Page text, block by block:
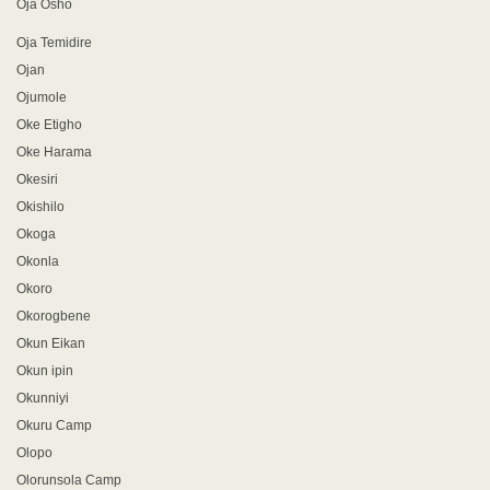
Oja Osho
Oja Temidire
Ojan
Ojumole
Oke Etigho
Oke Harama
Okesiri
Okishilo
Okoga
Okonla
Okoro
Okorogbene
Okun Eikan
Okun ipin
Okunniyi
Okuru Camp
Olopo
Olorunsola Camp